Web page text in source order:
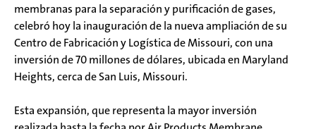
membranas para la separación y purificación de gases,
celebró hoy la inauguración de la nueva ampliación de su
Centro de Fabricación y Logística de Missouri, con una
inversión de 70 millones de dólares, ubicada en Maryland
Heights, cerca de San Luis, Missouri.
Esta expansión, que representa la mayor inversión